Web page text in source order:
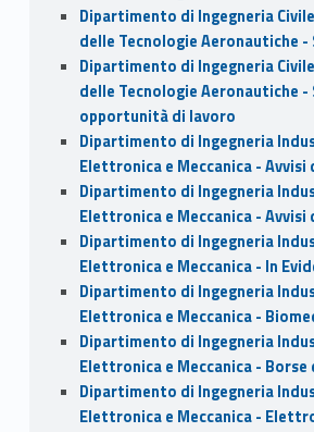
Dipartimento di Ingegneria
delle Tecnologie Aeronautiche -
Dipartimento di Ingegneria
delle Tecnologie Aeronautiche
opportunità di lavoro
Dipartimento di Ingegneria
Elettronica e Meccanica - Avvisi
Dipartimento di Ingegneria
Elettronica e Meccanica -
Dipartimento di Ingegneria
Elettronica e Meccanica - In
Dipartimento di Ingegneria
Elettronica e Meccanica -
Dipartimento di Ingegneria
Elettronica e Meccanica - Borse
Dipartimento di Ingegneria
Elettronica e Meccanica -